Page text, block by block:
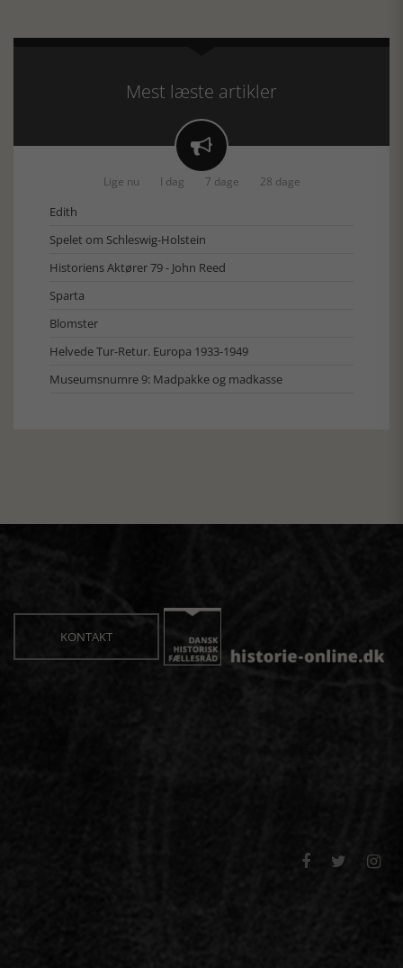
Mest læste artikler

Lige nu I dag 7 dage 28 dage
Edith
Spelet om Schleswig-Holstein
Historiens Aktører 79 - John Reed
Sparta
Blomster
Helvede Tur-Retur. Europa 1933-1949
Museumsnumre 9: Madpakke og madkasse
KONTAKT
  